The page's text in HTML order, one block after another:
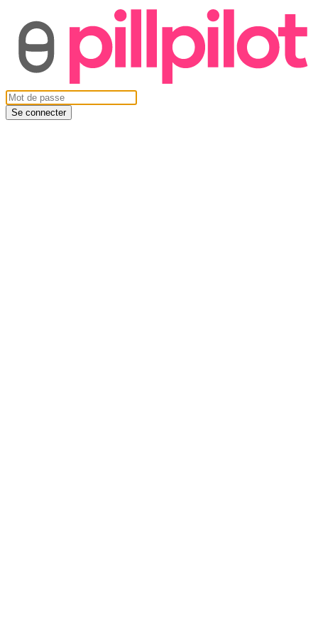
Se connecter